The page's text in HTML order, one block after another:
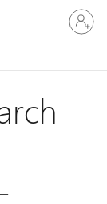
Bei
Ihrem
Konto